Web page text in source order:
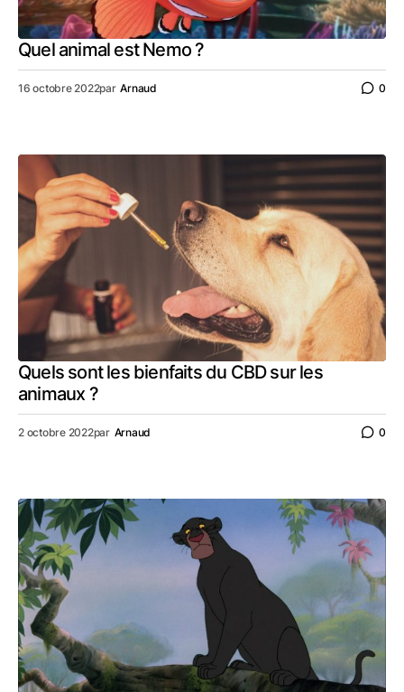
Quel animal est Nemo ?
16 octobre 2022par Arnaud 0
Quels sont les bienfaits du CBD sur les
animaux ?
2 octobre 2022par Arnaud 0